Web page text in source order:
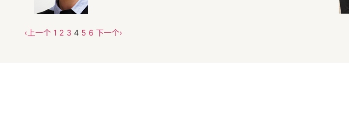
‹上一个 1 2 3 4 5 6 下一个›